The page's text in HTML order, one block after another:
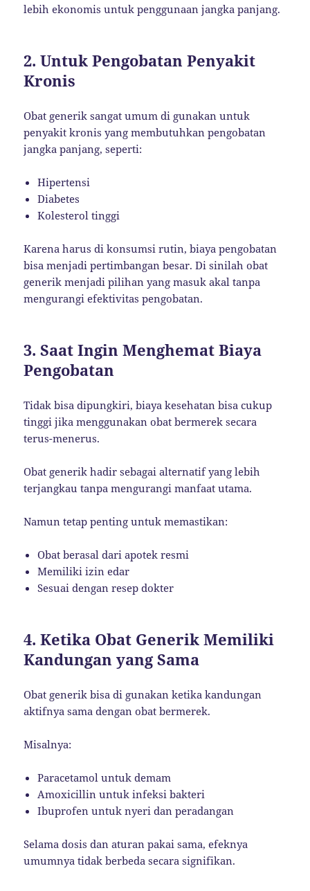
lebih ekonomis untuk penggunaan jangka panjang.
2. Untuk Pengobatan Penyakit
Kronis
Obat generik sangat umum di gunakan untuk
penyakit kronis yang membutuhkan pengobatan
jangka panjang, seperti:
Hipertensi
Diabetes
Kolesterol tinggi
Karena harus di konsumsi rutin, biaya pengobatan
bisa menjadi pertimbangan besar. Di sinilah obat
generik menjadi pilihan yang masuk akal tanpa
mengurangi efektivitas pengobatan.
3. Saat Ingin Menghemat Biaya
Pengobatan
Tidak bisa dipungkiri, biaya kesehatan bisa cukup
tinggi jika menggunakan obat bermerek secara
terus-menerus.
Obat generik hadir sebagai alternatif yang lebih
terjangkau tanpa mengurangi manfaat utama.
Namun tetap penting untuk memastikan:
Obat berasal dari apotek resmi
Memiliki izin edar
Sesuai dengan resep dokter
4. Ketika Obat Generik Memiliki
Kandungan yang Sama
Obat generik bisa di gunakan ketika kandungan
aktifnya sama dengan obat bermerek.
Misalnya:
Paracetamol untuk demam
Amoxicillin untuk infeksi bakteri
Ibuprofen untuk nyeri dan peradangan
Selama dosis dan aturan pakai sama, efeknya
umumnya tidak berbeda secara signifikan.